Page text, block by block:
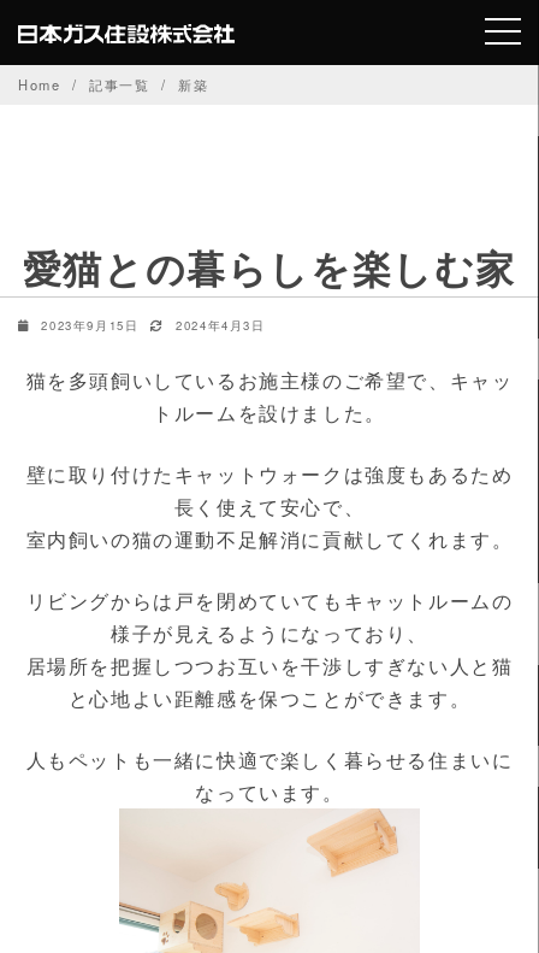
to
content
Home 記事一覧 新築
愛猫との暮らしを楽しむ家
2023年9月15日 2024年4月3日
猫を多頭飼いしているお施主様のご希望で、キャッ
トルームを設けました。
壁に取り付けたキャットウォークは強度もあるため
長く使えて安心で、
室内飼いの猫の運動不足解消に貢献してくれます。
リビングからは戸を閉めていてもキャットルームの
様子が見えるようになっており、
居場所を把握しつつお互いを干渉しすぎない人と猫
と心地よい距離感を保つことができます。
人もペットも一緒に快適で楽しく暮らせる住まいに
なっています。